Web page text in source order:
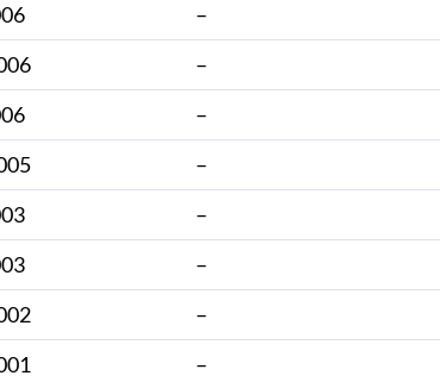
–
–
–
–
–
–
–
–